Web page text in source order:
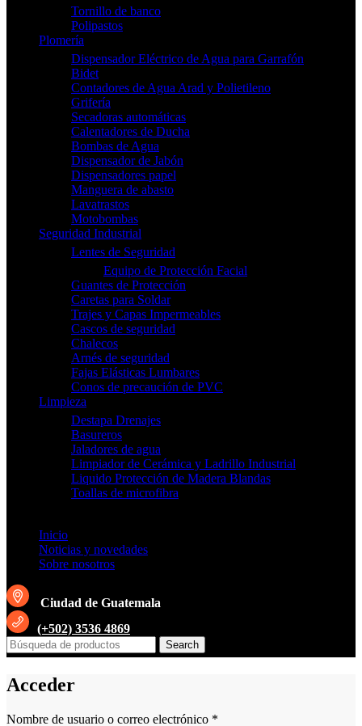
Tornillo de banco
Polipastos
Plomería
Dispensador Eléctrico de Agua para Garrafón
Bidet
Contadores de Agua Arad y Polietileno
Grifería
Secadoras automáticas
Calentadores de Ducha
Bombas de Agua
Dispensador de Jabón
Dispensadores papel
Manguera de abasto
Lavatrastos
Motobombas
Seguridad Industrial
Lentes de Seguridad
Equipo de Protección Facial
Guantes de Protección
Caretas para Soldar
Trajes y Capas Impermeables
Cascos de seguridad
Chalecos
Arnés de seguridad
Fajas Elásticas Lumbares
Conos de precaución de PVC
Limpieza
Destapa Drenajes
Basureros
Jaladores de agua
Limpiador de Cerámica y Ladrillo Industrial
Liquido Protección de Madera Blandas
Toallas de microfibra
Inicio
Noticias y novedades
Sobre nosotros
Ciudad de Guatemala
(+502) 3536 4869
Search
Acceder
Nombre de usuario o correo electrónico *